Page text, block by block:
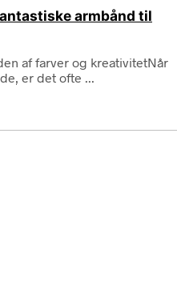
armbånd til
af farver og kreativitetNår
er det ofte ...